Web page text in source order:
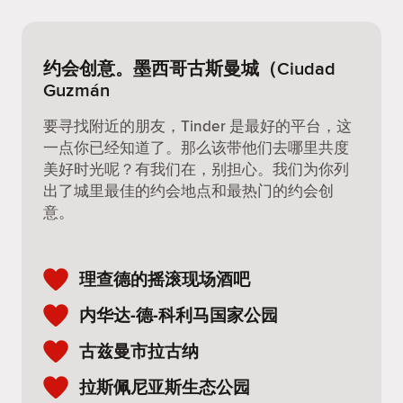
约会创意。墨西哥古斯曼城（Ciudad
Guzmán
要寻找附近的朋友，Tinder 是最好的平台，这
一点你已经知道了。那么该带他们去哪里共度
美好时光呢？有我们在，别担心。我们为你列
出了城里最佳的约会地点和最热门的约会创
意。
理查德的摇滚现场酒吧
内华达-德-科利马国家公园
古兹曼市拉古纳
拉斯佩尼亚斯生态公园